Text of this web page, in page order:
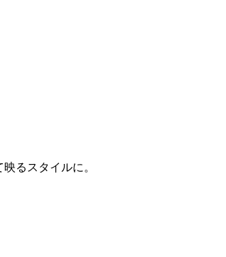
映るスタイルに。